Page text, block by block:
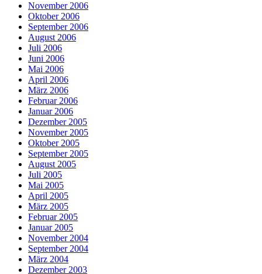
November 2006
Oktober 2006
September 2006
August 2006
Juli 2006
Juni 2006
Mai 2006
April 2006
März 2006
Februar 2006
Januar 2006
Dezember 2005
November 2005
Oktober 2005
September 2005
August 2005
Juli 2005
Mai 2005
April 2005
März 2005
Februar 2005
Januar 2005
November 2004
September 2004
März 2004
Dezember 2003